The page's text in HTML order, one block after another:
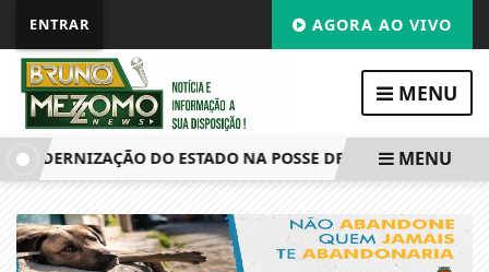
ENTRAR AGORA AO VIVO
MENU
DO ESTADO NA POSSE DE NOVOS MENU